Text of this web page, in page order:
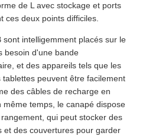
de L avec stockage et ports
ces deux points difficiles.
intelligemment placés sur le
besoin d'une bande
et des appareils tels que les
peuvent être facilement
des câbles de recharge en
temps, le canapé dispose
qui peut stocker des
et des couvertures pour garder